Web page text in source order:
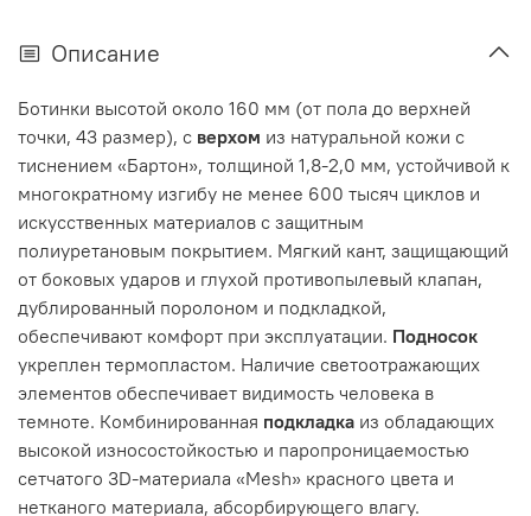
Описание
Ботинки высотой около 160 мм (от пола до верхней
точки, 43 размер), с верхом из натуральной кожи с
тиснением «Бартон», толщиной 1,8-2,0 мм, устойчивой к
многократному изгибу не менее 600 тысяч циклов и
искусственных материалов с защитным
полиуретановым покрытием. Мягкий кант, защищающий
от боковых ударов и глухой противопылевый клапан,
дублированный поролоном и подкладкой,
обеспечивают комфорт при эксплуатации. Подносок
укреплен термопластом. Наличие светоотражающих
элементов обеспечивает видимость человека в
темноте. Комбинированная подкладка из обладающих
высокой износостойкостью и паропроницаемостью
сетчатого 3D-материала «Mesh» красного цвета и
нетканого материала, абсорбирующего влагу.